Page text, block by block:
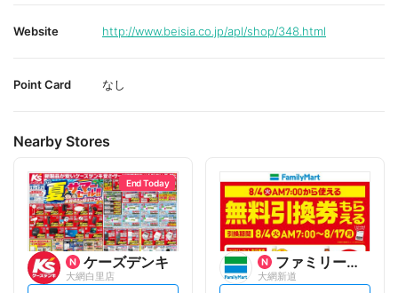
Website http://www.beisia.co.jp/apl/shop/348.html
Point Card なし
Nearby Stores
End Today
ケーズデンキ
大網白里店
ファミリーマート
大網新道